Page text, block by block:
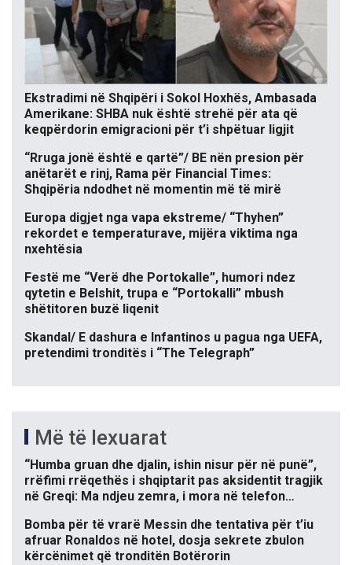
Ekstradimi në Shqipëri i Sokol Hoxhës, Ambasada
Amerikane: SHBA nuk është strehë për ata që
keqpërdorin emigracioni për t’i shpëtuar ligjit
“Rruga jonë është e qartë”/ BE nën presion për
anëtarët e rinj, Rama për Financial Times:
Shqipëria ndodhet në momentin më të mirë
Europa digjet nga vapa ekstreme/ “Thyhen”
rekordet e temperaturave, mijëra viktima nga
nxehtësia
Festë me “Verë dhe Portokalle”, humori ndez
qytetin e Belshit, trupa e “Portokalli” mbush
shëtitoren buzë liqenit
Skandal/ E dashura e Infantinos u pagua nga UEFA,
pretendimi tronditës i “The Telegraph”
Më të lexuarat
“Humba gruan dhe djalin, ishin nisur për në punë”,
rrëfimi rrëqethës i shqiptarit pas aksidentit tragjik
në Greqi: Ma ndjeu zemra, i mora në telefon…
Bomba për të vrarë Messin dhe tentativa për t’iu
afruar Ronaldos në hotel, dosja sekrete zbulon
kërcënimet që tronditën Botërorin